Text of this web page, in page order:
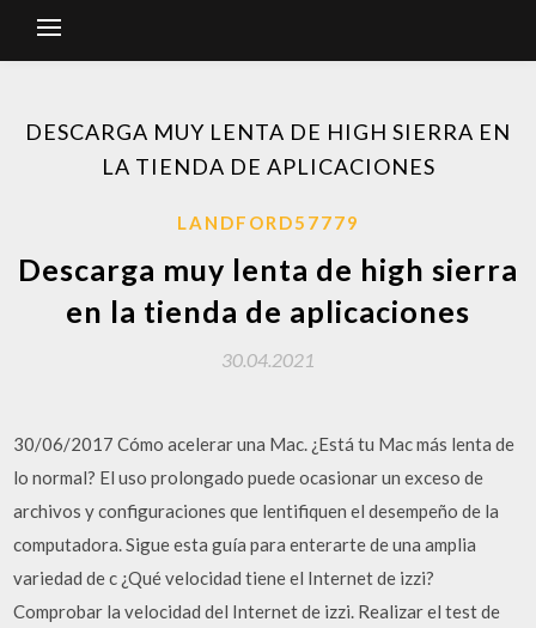
DESCARGA MUY LENTA DE HIGH SIERRA EN
LA TIENDA DE APLICACIONES
LANDFORD57779
Descarga muy lenta de high sierra
en la tienda de aplicaciones
30.04.2021
30/06/2017 Cómo acelerar una Mac. ¿Está tu Mac más lenta de
lo normal? El uso prolongado puede ocasionar un exceso de
archivos y configuraciones que lentifiquen el desempeño de la
computadora. Sigue esta guía para enterarte de una amplia
variedad de c ¿Qué velocidad tiene el Internet de izzi?
Comprobar la velocidad del Internet de izzi. Realizar el test de